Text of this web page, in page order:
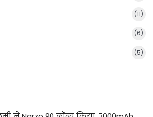
(11)
(6)
(5)